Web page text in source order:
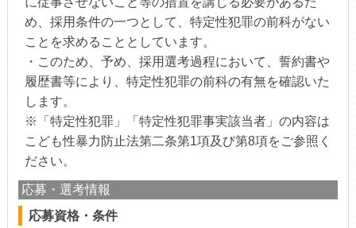
め、採用条件の一つとして、特定性犯罪の前科がない
ことを求めることとしています。
・このため、予め、採用選考過程において、誓約書や
履歴書等により、特定性犯罪の前科の有無を確認いた
します。
※「特定性犯罪」「特定性犯罪事実該当者」の内容は
こども性暴力防止法第二条第1項及び第8項をご参照く
ださい。
応募・選考情報
応募資格・条件